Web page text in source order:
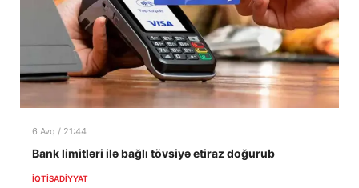
6 Avq / 21:44
Bank limitləri ilə bağlı tövsiyə etiraz doğurub
İQTISADIYYAT